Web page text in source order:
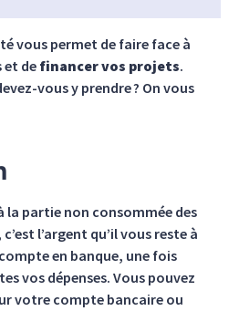
vous permet de faire face à
et de financer vos projets.
vous y prendre ? On vous
la partie non consommée des
l’argent qu’il vous reste à
en banque, une fois
vos dépenses. Vous pouvez
votre compte bancaire ou